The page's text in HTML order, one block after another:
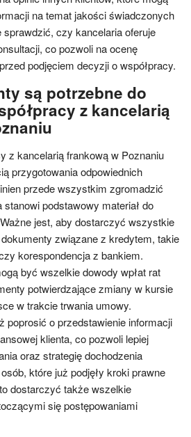
na temat jakości świadczonych
sprawdzić, czy kancelaria oferuje
co pozwoli na ocenę
podjęciem decyzji o współpracy.
są potrzebne do
z kancelarią
z kancelarią frankową w Poznaniu
przygotowania odpowiednich
przede wszystkim zgromadzić
podstawowy materiał do
jest, aby dostarczyć wszystkie
związane z kredytem, takie
korespondencja z bankiem.
być wszelkie dowody wpłat rat
potwierdzające zmiany w kursie
w trakcie trwania umowy.
poprosić o przedstawienie informacji
klienta, co pozwoli lepiej
oraz strategię dochodzenia
które już podjęły kroki prawne
dostarczyć także wszelkie
się postępowaniami